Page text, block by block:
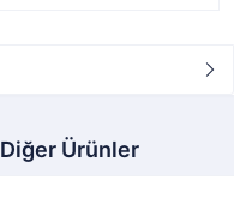
Ürünler